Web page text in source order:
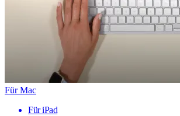
Für Mac
Für iPad